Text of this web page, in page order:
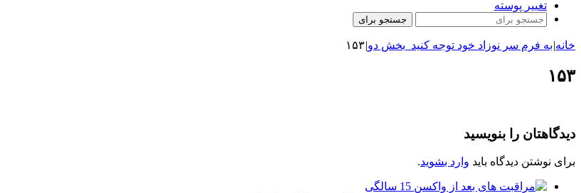
تغییر پوسته
جستجو برای
خانه|به فرم سر نوزاد خود توجه کنید_بخش دو|۱۵۳
۱۵۳
دیدگاهتان را بنویسید
برای نوشتن دیدگاه باید وارد بشوید.